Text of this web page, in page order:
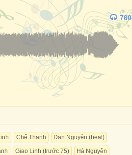
760
Chế Thanh
Đan Nguyên (beat)
Giao Linh (trước 75)
Hà Nguyên